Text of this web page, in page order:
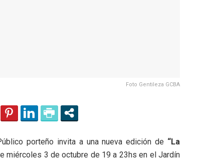
Foto Gentileza GCBA
porteño invita a una nueva edición de “La
miércoles 3 de octubre de 19 a 23hs en el Jardín